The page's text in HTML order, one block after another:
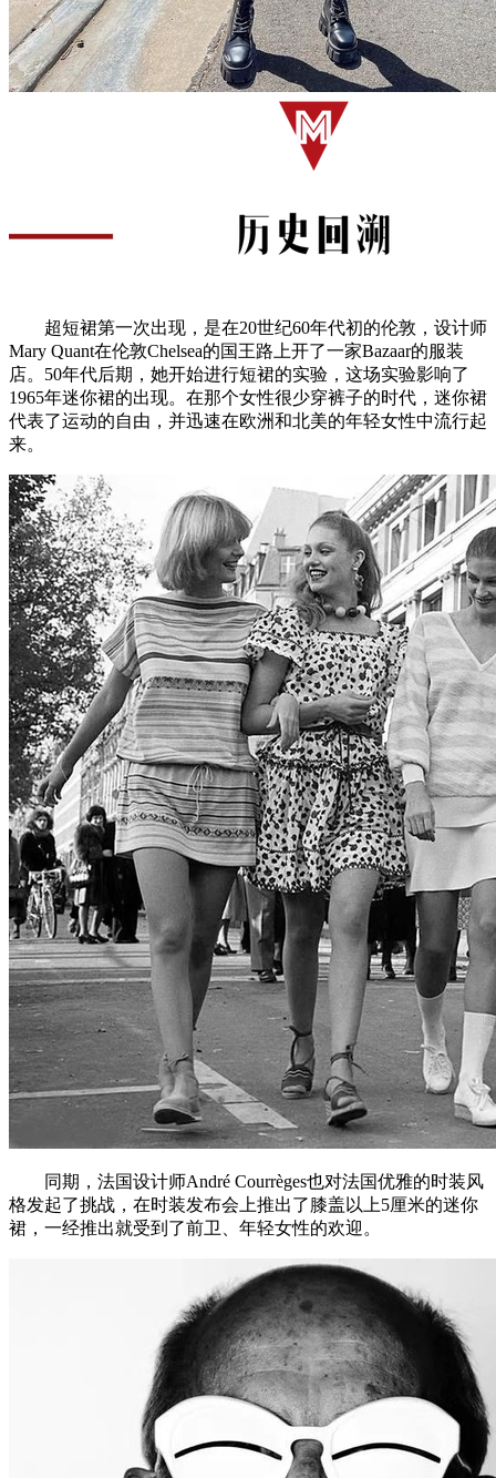
超短裙第一次出现，是在20世纪60年代初的伦敦，设计师
Mary Quant在伦敦Chelsea的国王路上开了一家Bazaar的服装
店。50年代后期，她开始进行短裙的实验，这场实验影响了
1965年迷你裙的出现。在那个女性很少穿裤子的时代，迷你裙
代表了运动的自由，并迅速在欧洲和北美的年轻女性中流行起
来。
同期，法国设计师André Courrèges也对法国优雅的时装风
格发起了挑战，在时装发布会上推出了膝盖以上5厘米的迷你
裙，一经推出就受到了前卫、年轻女性的欢迎。